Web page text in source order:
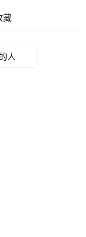
藏
人